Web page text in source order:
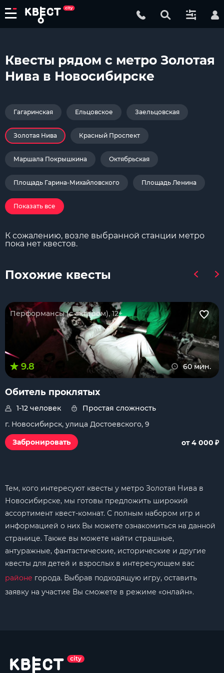
Квесты рядом с метро Золотая
Нива в Новосибирске
Гагаринская Ельцовское Заельцовская
Золотая Нива Красный Проспект
Маршала Покрышкина Октябрьская
Площадь Гарина-Михайловского Площадь Ленина
Показать все
К сожалению, возле выбранной станции метро
пока нет квестов.
Похожие квесты
Перформансы (с актером), 12+
9.8 60 мин.
Обитель проклятых
1-12 человек
Простая сложность
г. Новосибирск, улица Достоевского, 9
Забронировать
от 4 000 ₽
Тем, кого интересуют квесты у метро Золотая Нива в
Новосибирске, мы готовы предложить широкий
ассортимент квест-комнат. С полным набором игр и
информацией о них Вы можете ознакомиться на данной
странице. Также вы можете найти страшные,
антуражные, фантастические, исторические и другие
квесты для детей и взрослых в интересующем вас
районе города. Выбрав подходящую игру, оставить
заявку на участие Вы сможете в режиме «онлайн».